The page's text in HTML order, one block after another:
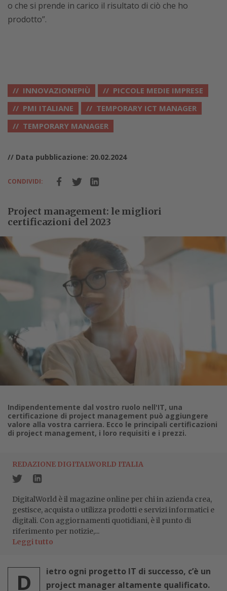
o che si prende in carico il risultato di ciò che ho
prodotto”.
INNOVAZIONEPIÙ
PICCOLE MEDIE IMPRESE
PMI ITALIANE
TEMPORARY ICT MANAGER
TEMPORARY MANAGER
// Data pubblicazione: 20.02.2024
CONDIVIDI:
Project management: le migliori
certificazioni del 2023
Indipendentemente dal vostro ruolo nell'IT, una
certificazione di project management può aggiungere
valore alla vostra carriera. Ecco le principali certificazioni
di project management, i loro requisiti e i prezzi.
REDAZIONE DIGITALWORLD ITALIA
DigitalWorld è il magazine online per chi in azienda crea,
gestisce, acquista o utilizza prodotti e servizi informatici e
digitali. Con aggiornamenti quotidiani, è il punto di
riferimento per notizie,...
Leggi tutto
D
ietro ogni progetto IT di successo, c’è un
project manager altamente qualificato.